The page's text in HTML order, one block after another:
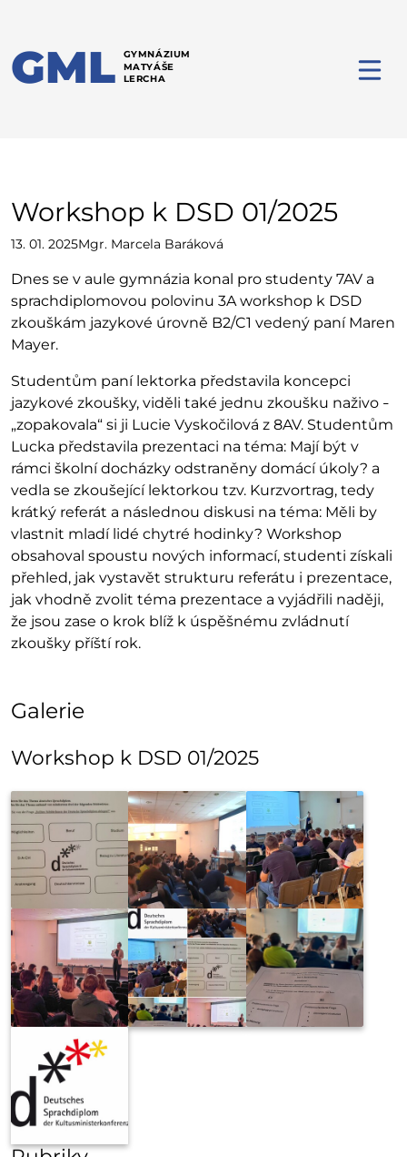
GML GYMNÁZIUM
MATYÁŠE
LERCHA
Workshop k DSD 01/2025
13. 01. 2025Mgr. Marcela Baráková
Dnes se v aule gymnázia konal pro studenty 7AV a
sprachdiplomovou polovinu 3A workshop k DSD
zkouškám jazykové úrovně B2/C1 vedený paní Maren
Mayer.
Studentům paní lektorka představila koncepci
jazykové zkoušky, viděli také jednu zkoušku naživo –
„zopakovala“ si ji Lucie Vyskočilová z 8AV. Studentům
Lucka představila prezentaci na téma: Mají být v
rámci školní docházky odstraněny domácí úkoly? a
vedla se zkoušející lektorkou tzv. Kurzvortrag, tedy
krátký referát a následnou diskusi na téma: Měli by
vlastnit mladí lidé chytré hodinky? Workshop
obsahoval spoustu nových informací, studenti získali
přehled, jak vystavět strukturu referátu i prezentace,
jak vhodně zvolit téma prezentace a vyjádřili naději,
že jsou zase o krok blíž k úspěšnému zvládnutí
zkoušky příští rok.
Galerie
Workshop k DSD 01/2025